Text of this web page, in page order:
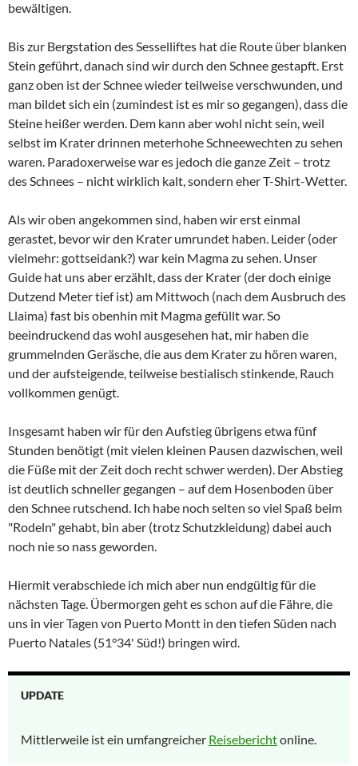
bewältigen.
Bis zur Bergstation des Sesselliftes hat die Route über blanken
Stein geführt, danach sind wir durch den Schnee gestapft. Erst
ganz oben ist der Schnee wieder teilweise verschwunden, und
man bildet sich ein (zumindest ist es mir so gegangen), dass die
Steine heißer werden. Dem kann aber wohl nicht sein, weil
selbst im Krater drinnen meterhohe Schneewechten zu sehen
waren. Paradoxerweise war es jedoch die ganze Zeit – trotz
des Schnees – nicht wirklich kalt, sondern eher T-Shirt-Wetter.
Als wir oben angekommen sind, haben wir erst einmal
gerastet, bevor wir den Krater umrundet haben. Leider (oder
vielmehr: gottseidank?) war kein Magma zu sehen. Unser
Guide hat uns aber erzählt, dass der Krater (der doch einige
Dutzend Meter tief ist) am Mittwoch (nach dem Ausbruch des
Llaima) fast bis obenhin mit Magma gefüllt war. So
beeindruckend das wohl ausgesehen hat, mir haben die
grummelnden Geräsche, die aus dem Krater zu hören waren,
und der aufsteigende, teilweise bestialisch stinkende, Rauch
vollkommen genügt.
Insgesamt haben wir für den Aufstieg übrigens etwa fünf
Stunden benötigt (mit vielen kleinen Pausen dazwischen, weil
die Füße mit der Zeit doch recht schwer werden). Der Abstieg
ist deutlich schneller gegangen – auf dem Hosenboden über
den Schnee rutschend. Ich habe noch selten so viel Spaß beim
"Rodeln" gehabt, bin aber (trotz Schutzkleidung) dabei auch
noch nie so nass geworden.
Hiermit verabschiede ich mich aber nun endgültig für die
nächsten Tage. Übermorgen geht es schon auf die Fähre, die
uns in vier Tagen von Puerto Montt in den tiefen Süden nach
Puerto Natales (51°34' Süd!) bringen wird.
UPDATE
Mittlerweile ist ein umfangreicher Reiseberichtonline.